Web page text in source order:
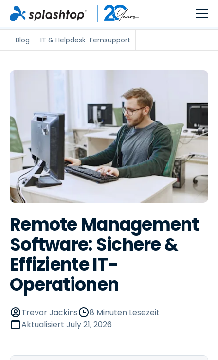
Blog IT & Helpdesk-Fernsupport
Remote Management
Software: Sichere &
Effiziente IT-
Operationen
Trevor Jackins
8 Minuten Lesezeit
Aktualisiert July 21, 2026